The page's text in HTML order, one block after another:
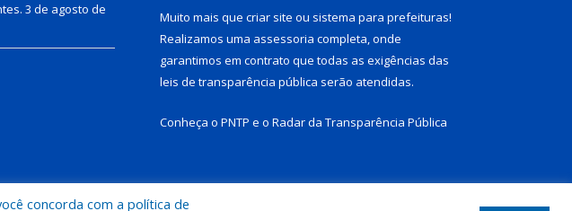
3 de agosto de
Muito mais que criar site ou sistema para prefeituras!
Realizamos uma assessoria completa, onde
garantimos em contrato que todas as exigências das
leis de transparência pública serão atendidas.
Conheça o PNTP e o Radar da Transparência Pública
concorda com a política de